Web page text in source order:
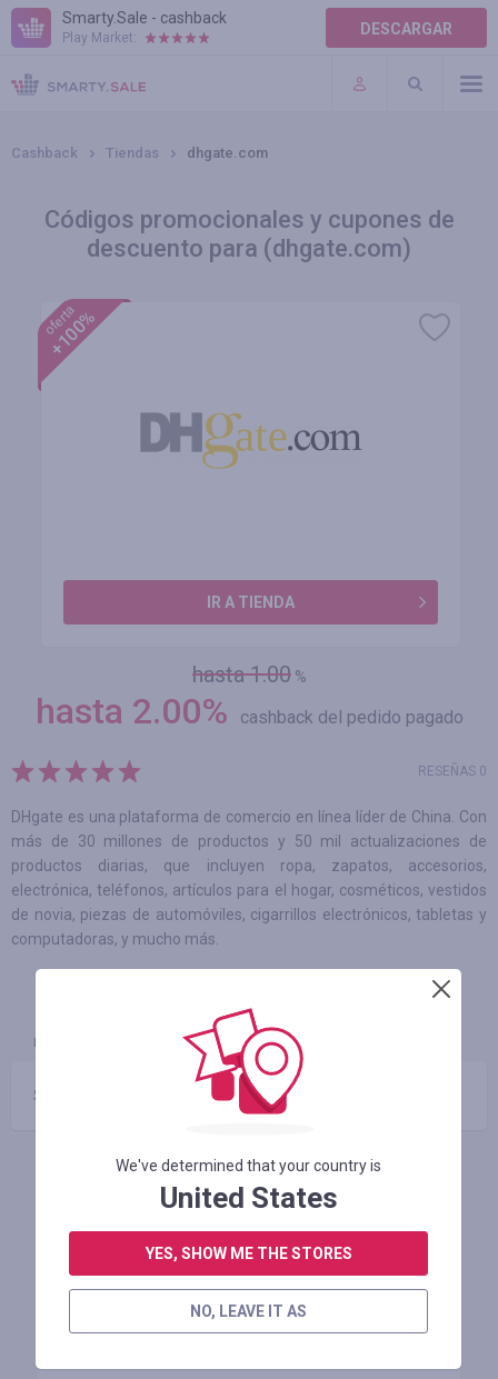
Smarty.Sale - cashback
Play Market: DESCARGAR
AYUDA
TÉRMINOS DE USO
Cashback Tiendas dhgate.com
Códigos promocionales y cupones de
descuento para (dhgate.com)
oferta
+100%
IR A TIENDA
hasta 1.00%
hasta 2.00% cashback del pedido pagado
RESEÑAS 0
DHgate es una plataforma de comercio en línea líder de China. Con
más de 30 millones de productos y 50 mil actualizaciones de
productos diarias, que incluyen ropa, zapatos, accesorios,
electrónica, teléfonos, artículos para el hogar, cosméticos, vestidos
de novia, piezas de automóviles, cigarrillos electrónicos, tabletas y
computadoras, y mucho más.
GARANTÍA CUPONES
Sin códigos promocionales
Tiendas similares
We've determined that your country is
United States
YES, SHOW ME THE STORES
NO, LEAVE IT AS